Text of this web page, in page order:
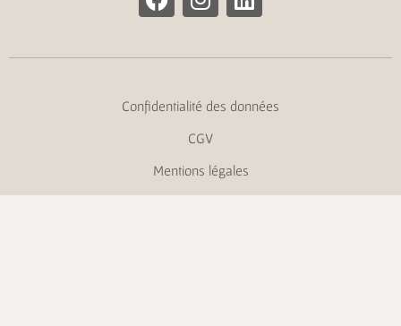
Confidentialité des données
CGV
Mentions légales